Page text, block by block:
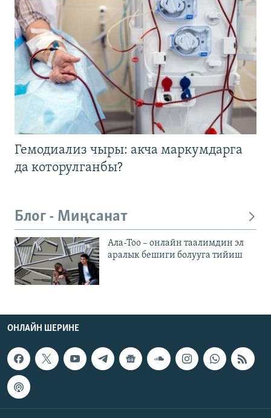
Гемодиализ чыры: акча маркумдарга
да которулганбы?
Блог - Миңсанат
Ала-Тоо – онлайн таалимдин эл
аралык бешиги болууга тийиш
ОНЛАЙН ШЕРИНЕ